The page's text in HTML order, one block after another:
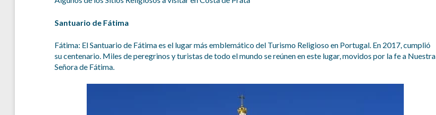
Santuario de Fátima
Fátima: El Santuario de Fátima es el lugar más emblemático del Turismo Religioso en Portugal. En 2017, cumplió
su centenario. Miles de peregrinos y turistas de todo el mundo se reúnen en este lugar, movidos por la fe a Nuestra
Señora de Fátima.